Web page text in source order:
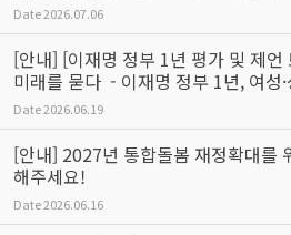
Date2026.07.06
[안내] [이재명 정부 1년 평가 및 제
미래를 묻다 - 이재명 정부 1년, 여성
Date2026.06.19
[안내] 2027년 통합돌봄 재정확대를
해주세요!
Date2026.06.16